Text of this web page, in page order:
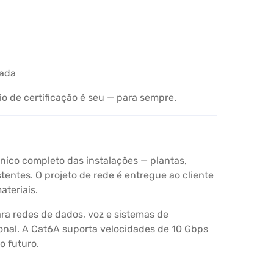
de certificação é seu — para sempre.
completo das instalações — plantas,
O projeto de rede é entregue ao cliente
redes de dados, voz e sistemas de
A Cat6A suporta velocidades de 10 Gbps
futuro.